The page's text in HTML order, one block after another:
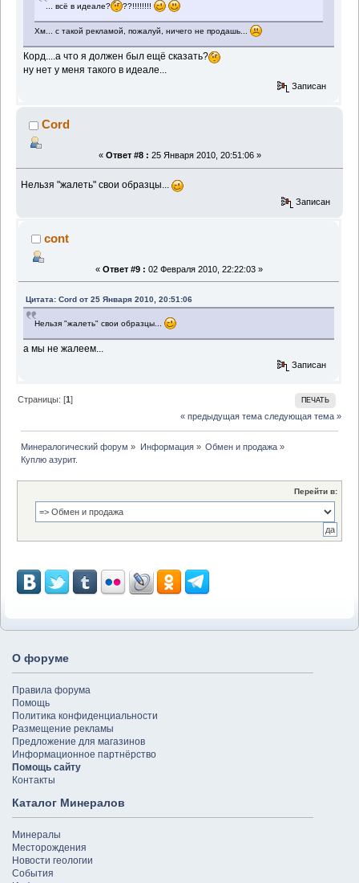
... всё в идеале? ??!!!!!!!!
Хм... с такой рекламой, пожалуй, ничего не продашь...
Корд....а что я должен был ещё сказать?
ну нет у меня такого в идеале...
Записан
Cord
« Ответ #8 : 25 Января 2010, 20:51:06 »
Нельзя "жалеть" свои образцы...
Записан
cont
« Ответ #9 : 02 Февраля 2010, 22:22:03 »
Цитата: Cord от 25 Января 2010, 20:51:06
Нельзя "жалеть" свои образцы...
а мы не жалеем...
Записан
ПЕЧАТЬ
Страницы: [1]
« предыдущая тема следующая тема »
Минералогический форум » Информация» Обмен и продажа»
Куплю азурит.
Перейти в:
О форуме
Правила форума
Помощь
Политика конфиденциальности
Размещение рекламы
Предложение для магазинов
Информационное партнёрство
Помощь сайту
Контакты
Каталог Минералов
Минералы
Месторождения
Новости геологии
События